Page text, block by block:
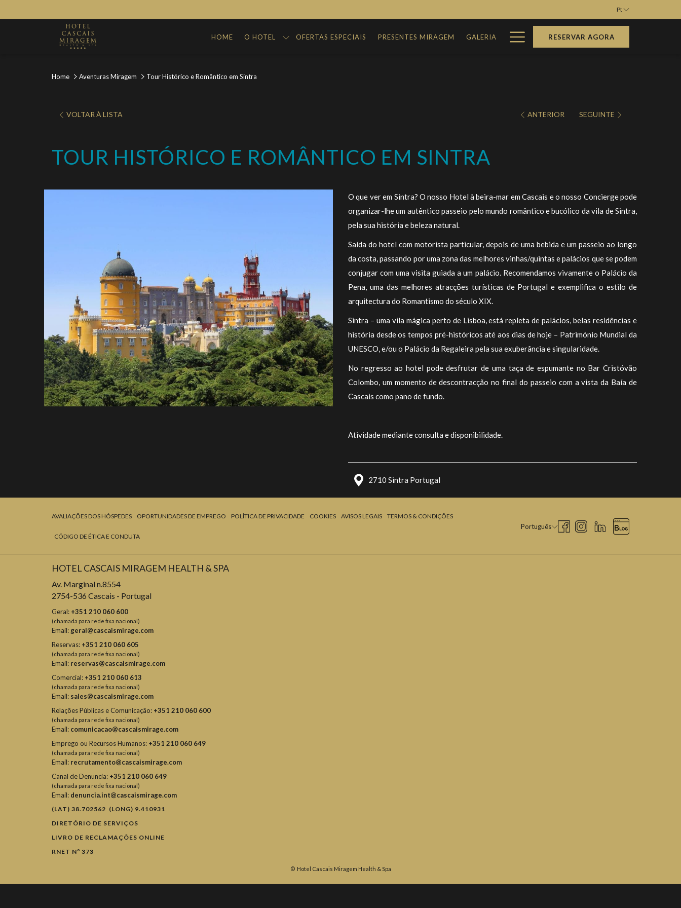
Pt
HOME O HOTEL OFERTAS ESPECIAIS PRESENTES MIRAGEM GALERIA Hamburger
Menu
RESERVAR AGORA
Home Aventuras Miragem Tour Histórico e Romântico em Sintra
VOLTAR À LISTA
PESTANA
ANTERIOR SEGUINTE
TOUR HISTÓRICO E ROMÂNTICO EM SINTRA
O que ver em Sintra? O nosso Hotel à beira-mar em Cascais e o nosso Concierge pode
organizar-lhe um autêntico passeio pelo mundo romântico e bucólico da vila de Sintra,
pela sua história e beleza natural.
Saída do hotel com motorista particular, depois de uma bebida e um passeio ao longo
da costa, passando por uma zona das melhores vinhas/quintas e palácios que se podem
conjugar com uma visita guiada a um palácio. Recomendamos vivamente o Palácio da
Pena, uma das melhores atracções turísticas de Portugal e exemplifica o estilo de
arquitectura do Romantismo do século XIX.
Sintra – uma vila mágica perto de Lisboa, está repleta de palácios, belas residências e
história desde os tempos pré-históricos até aos dias de hoje – Património Mundial da
UNESCO, e/ou o Palácio da Regaleira pela sua exuberância e singularidade.
No regresso ao hotel pode desfrutar de uma taça de espumante no Bar Cristóvão
Colombo, um momento de descontracção no final do passeio com a vista da Baía de
Cascais como pano de fundo.
Atividade mediante consulta e disponibilidade.
2710 Sintra Portugal
AVALIAÇÕES DOS HÓSPEDES OPORTUNIDADES DE EMPREGO POLÍTICA DE PRIVACIDADE COOKIES AVISOS LEGAIS TERMOS & CONDIÇÕES
CÓDIGO DE ÉTICA E CONDUTA
Português
HOTEL CASCAIS MIRAGEM HEALTH & SPA
Av. Marginal n.8554
2754-536 Cascais - Portugal
Geral: +351 210 060 600
(chamada para rede fixa nacional)
Email: geral@cascaismirage.com
Reservas: +351 210 060 605
(chamada para rede fixa nacional)
Email: reservas@cascaismirage.com
Comercial: +351 210 060 613
(chamada para rede fixa nacional)
Email: sales@cascaismirage.com
Relações Públicas e Comunicação: +351 210 060 600
(chamada para rede fixa nacional)
Email: comunicacao@cascaismirage.com
Emprego ou Recursos Humanos: +351 210 060 649
(chamada para rede fixa nacional)
Email: recrutamento@cascaismirage.com
Canal de Denuncia: +351 210 060 649
(chamada para rede fixa nacional)
Email: denuncia.int@cascaismirage.com
(LAT) 38.702562 (LONG) 9.410931
DIRETÓRIO DE SERVIÇOS
LIVRO DE RECLAMAÇÕES ONLINE
RNET Nº 373
© Hotel Cascais Miragem Health & Spa